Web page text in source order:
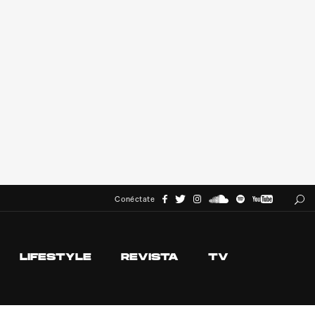
Conéctate
LIFESTYLE REVISTA TV